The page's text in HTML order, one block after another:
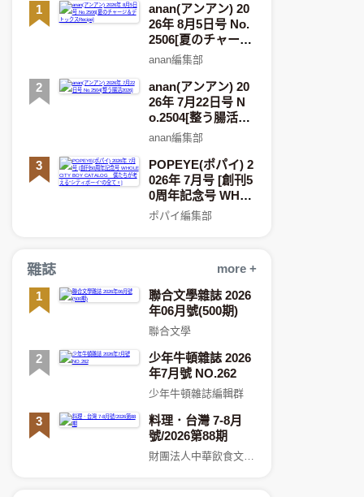
1
anan(アンアン) 20
26年 8月5日号 No.
2506[夏のチャージ
＆デトックスRecip
anan編集部
2
anan(アンアン) 20
26年 7月22日号 N
o.2504[整う腸活20
26]
anan編集部
3
POPEYE(ポパイ) 2
026年 7月号 [創刊5
0周年記念号 WHO
LE CITY BOY CAT
ポパイ編集部
雜誌
more +
1
聯合文學雜誌 2026
年06月號(500期)
聯合文學
2
少年牛頓雜誌 2026
年7月號 NO.262
少年牛頓雜誌編輯群
3
料理．台灣 7-8月
號/2026第88期
財團法人中華飲食文化基金會